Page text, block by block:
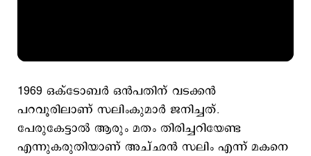
1969 ഒക്ടോബര്‍ ഒന്‍പതിന് വടക്കന്‍
പറവൂരിലാണ് സലിംകുമാര്‍ ജനിച്ചത്.
പേരുകേട്ടാല്‍ ആരും മതം തിരിച്ചറിയേണ്ട
എന്നുകരുതിയാണ് അച്ഛന്‍ സലിം എന്ന് മകനെ